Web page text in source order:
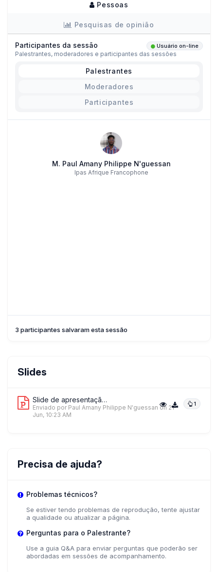
Pessoas
Pesquisas de opinião
Participantes da sessão Usuário on-line
Palestrantes, moderadores e participantes das sessões
Palestrantes
Moderadores
Participantes
M. Paul Amany Philippe N'guessan
Ipas Afrique Francophone
3 participantes salvaram esta sessão
Slides
Slide de apresentação 1 1
Enviado por Paul Amany Philippe N'guessan on 21
Jun, 10:23 AM
Precisa de ajuda?
Problemas técnicos?
Se estiver tendo problemas de reprodução, tente ajustar
a qualidade ou atualizar a página.
Perguntas para o Palestrante?
Use a guia Q&A para enviar perguntas que poderão ser
abordadas em sessões de acompanhamento.